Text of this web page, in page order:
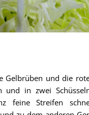
Gelbrüben und die
und in zwei
feine Streifen